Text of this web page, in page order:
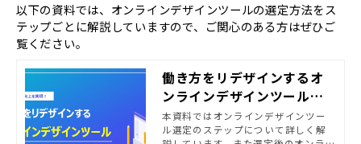
以下の資料では、オンラインデザインツールの選定方法をス
テップごとに解説していますので、ご関心のある方はぜひご
覧ください。
働き方をリデザインするオ
ンラインデザインツール導
入ガイド
本資料ではオンラインデザインツー
ル選定のステップについて詳しく解